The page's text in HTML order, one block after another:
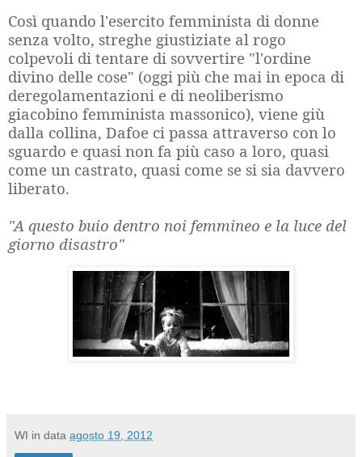
Così quando l'esercito femminista di donne
senza volto, streghe giustiziate al rogo
colpevoli di tentare di sovvertire "l'ordine
divino delle cose" (oggi più che mai in epoca di
deregolamentazioni e di neoliberismo
giacobino femminista massonico), viene giù
dalla collina, Dafoe ci passa attraverso con lo
sguardo e quasi non fa più caso a loro, quasi
come un castrato, quasi come se si sia davvero
liberato.
"A questo buio dentro noi femmineo e la luce del
giorno disastro"
WI in data agosto 19, 2012